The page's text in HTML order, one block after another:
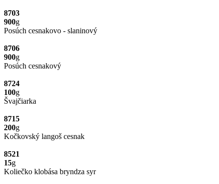
8703
900g
Posúch cesnakovo - slaninový
8706
900g
Posúch cesnakový
8724
100g
Švajčiarka
8715
200g
Kočkovský langoš cesnak
8521
15g
Koliečko klobása bryndza syr